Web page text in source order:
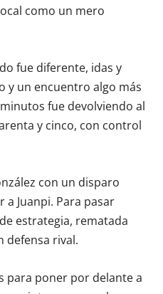
como un mero
fue diferente, idas y
y un encuentro algo más
fue devolviendo al
y cinco, con control
con un disparo
Juanpi. Para pasar
estrategia, rematada
defensa rival.
para poner por delante a